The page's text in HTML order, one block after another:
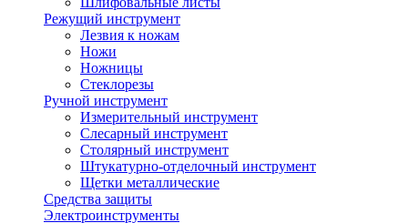
Режущий инструмент
Лезвия к ножам
Ножи
Ножницы
Стеклорезы
Ручной инструмент
Измерительный инструмент
Слесарный инструмент
Столярный инструмент
Штукатурно-отделочный инструмент
Щетки металлические
Средства защиты
Электроинструменты